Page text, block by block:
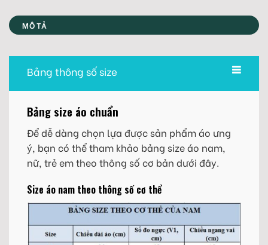
MÔ TẢ
Bảng thông số size
Bảng size áo chuẩn
Để dễ dàng chọn lựa được sản phẩm áo ưng
ý, bạn có thể tham khảo bảng size áo nam,
nữ, trẻ em theo thông số cơ bản dưới đây.
Size áo nam theo thông số cơ thể